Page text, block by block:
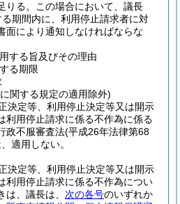
る。
この場合において、議長
る期間内に、利用停止請求者に対
面により通知しなければならな
する旨及びその理由
る期限
関する規定の適用除外)
決定等、利用停止決定等又は開示
利用停止請求に係る不作為に係る
政不服審査法(平成26年法律第68
適用しない。
決定等、利用停止決定等又は開示
利用停止請求に係る不作為につい
、議長は、 次の各号のいずれか